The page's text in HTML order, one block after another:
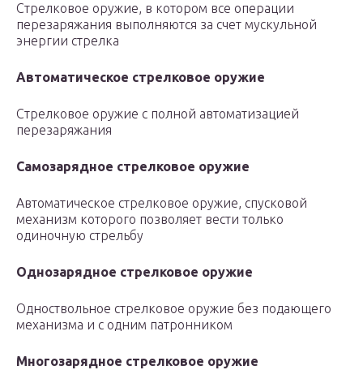
Стрелковое оружие, в котором все операции
перезаряжания выполняются за счет мускульной
энергии стрелка
Автоматическое стрелковое оружие
Стрелковое оружие с полной автоматизацией
перезаряжания
Самозарядное стрелковое оружие
Автоматическое стрелковое оружие, спусковой
механизм которого позволяет вести только
одиночную стрельбу
Однозарядное стрелковое оружие
Одноствольное стрелковое оружие без подающего
механизма и с одним патронником
Многозарядное стрелковое оружие